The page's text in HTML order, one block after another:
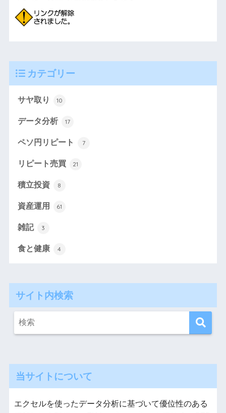
カテゴリー
サヤ取り 10
データ分析 17
ペソ円リピート 7
リピート売買 21
積立投資 8
資産運用 61
雑記 3
食と健康 4
サイト内検索
当サイトについて
エクセルを使ったデータ分析に基づいて優位性のある